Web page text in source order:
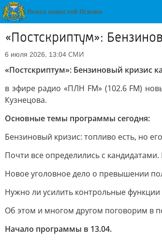
«Постскриптум»:
6 июля 2026, 13:04 СМИ
«Постскриптум»: Бензиновый кризис
в эфире радио «ПЛН FM» (102.6 FM)
Кузнецова.
Основные темы программы сегодня:
Бензиновый кризис: топливо есть, но
Почти все определились с
Новое уголовное дело о превышении
Нужно ли усилить контрольные
Об этом и многом другом поговорим в
Начало программы в 13.04.